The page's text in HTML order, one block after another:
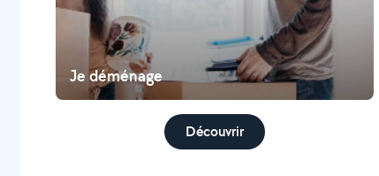
Je déménage
Découvrir